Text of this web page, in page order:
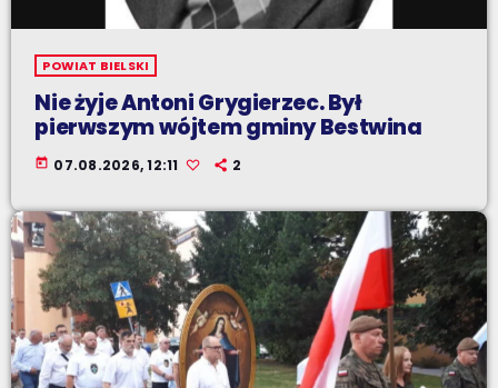
POWIAT BIELSKI
Nie żyje Antoni Grygierzec. Był
pierwszym wójtem gminy Bestwina
today 07.08.2026, 12:11 2